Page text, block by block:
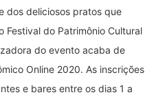
dos deliciosos pratos que
Festival do Patrimônio Cultural
do evento acaba de
Online 2020. As inscrições
e bares entre os dias 1 a